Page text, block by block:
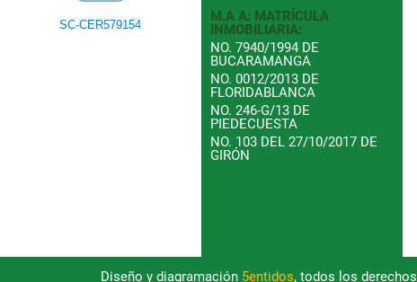
SC-CER579154
M.A A: MATRÍCULA
INMOBILIARIA:
NO. 7940/1994 DE
BUCARAMANGA
NO. 0012/2013 DE
FLORIDABLANCA
NO. 246-G/13 DE
PIEDECUESTA
NO. 103 DEL 27/10/2017 DE
GIRÓN
Diseño y diagramación 5entidos, todos los